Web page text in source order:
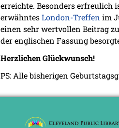
erreichte. Besonders erfreulich
erwähntesLondon-Treffen im
einen sehr wertvollen Beitrag
der englischen Fassung
Herzlichen Glückwunsch!
PS: Alle bisherigen